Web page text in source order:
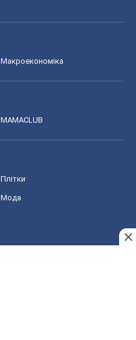
Макроекономіка
MAMACLUB
Плітки
Мода